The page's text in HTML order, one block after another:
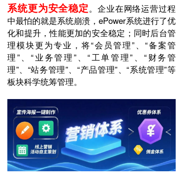
系统更为安全稳定。企业在网络运营过程
中最怕的就是系统崩溃， ePower系统进行了优
化和提升，性能更加的安全稳定；同时后台管
理模块更为专业，将“会员管理”、“备案管
理”、“业务管理”、“工单管理”、“财务管
理”、“站务管理”、“产品管理”、“系统管理”等
板块科学统筹管理。